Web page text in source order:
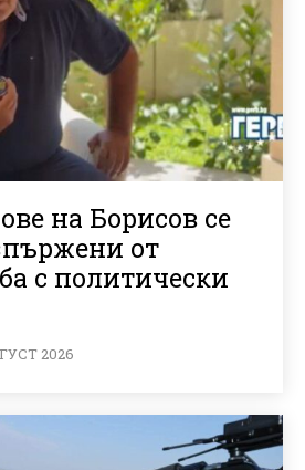
на Борисов се
от
с политически
2026